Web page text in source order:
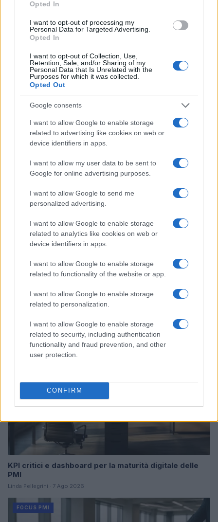
Opted In
I want to opt-out of processing my
Personal Data for Targeted Advertising.
Opted In
I want to opt-out of Collection, Use,
Retention, Sale, and/or Sharing of my
Personal Data that Is Unrelated with the
Purposes for which it was collected.
Opted Out
Google consents
I want to allow Google to enable storage
related to advertising like cookies on web or
device identifiers in apps.
I want to allow my user data to be sent to
Google for online advertising purposes.
I want to allow Google to send me
personalized advertising.
I want to allow Google to enable storage
related to analytics like cookies on web or
device identifiers in apps.
I want to allow Google to enable storage
related to functionality of the website or app.
I want to allow Google to enable storage
related to personalization.
I want to allow Google to enable storage
related to security, including authentication
functionality and fraud prevention, and other
user protection.
CONFIRM
sito e iniziamo insieme questo viaggio!
AiAdhubMedia
Continua a leggere
KPI critici e dashboard per la maturità digitale delle
PMI
Linda Pellegrini · 7 Ago 2026
FOCUS PMI